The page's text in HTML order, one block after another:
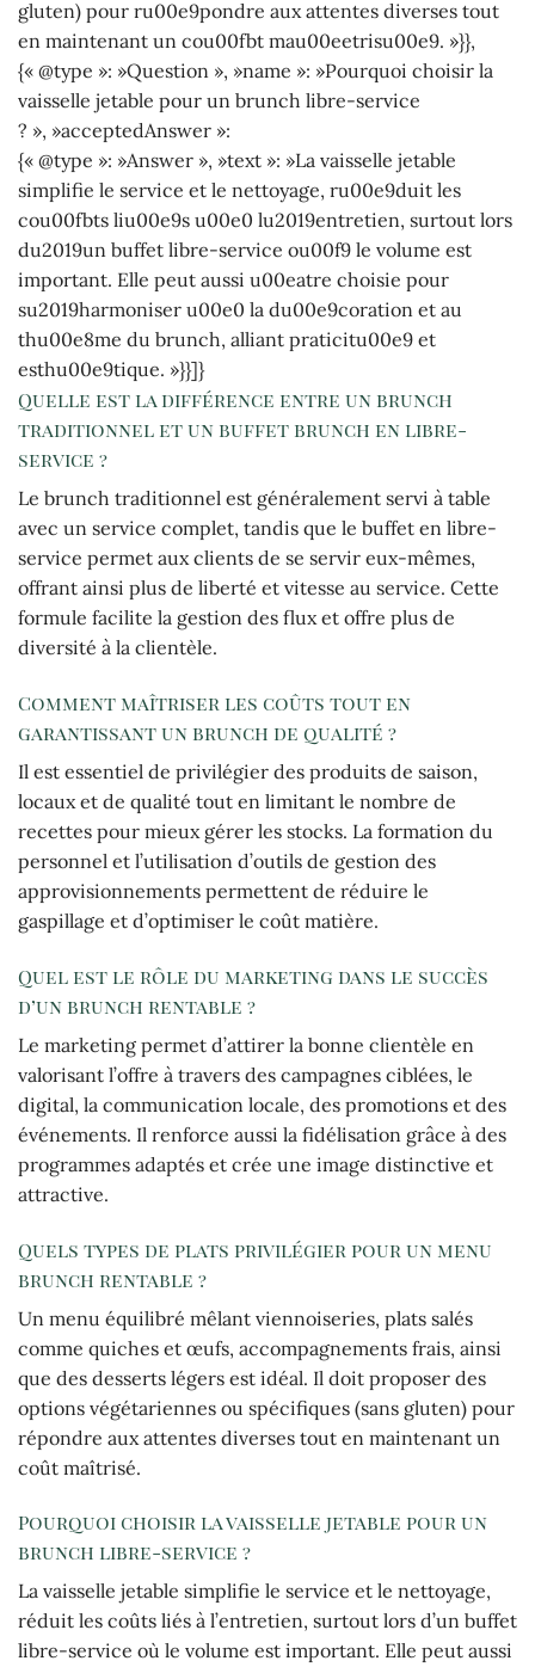
gluten) pour ru00e9pondre aux attentes diverses tout
en maintenant un cou00fbt mau00eetrisu00e9. »}},
{« @type »: »Question », »name »: »Pourquoi choisir la
vaisselle jetable pour un brunch libre-service
? », »acceptedAnswer »:
{« @type »: »Answer », »text »: »La vaisselle jetable
simplifie le service et le nettoyage, ru00e9duit les
cou00fbts liu00e9s u00e0 lu2019entretien, surtout lors
du2019un buffet libre-service ou00f9 le volume est
important. Elle peut aussi u00eatre choisie pour
su2019harmoniser u00e0 la du00e9coration et au
thu00e8me du brunch, alliant praticitu00e9 et
esthu00e9tique. »}}]}
Quelle est la différence entre un brunch
traditionnel et un buffet brunch en libre-
service ?
Le brunch traditionnel est généralement servi à table
avec un service complet, tandis que le buffet en libre-
service permet aux clients de se servir eux-mêmes,
offrant ainsi plus de liberté et vitesse au service. Cette
formule facilite la gestion des flux et offre plus de
diversité à la clientèle.
Comment maîtriser les coûts tout en
garantissant un brunch de qualité ?
Il est essentiel de privilégier des produits de saison,
locaux et de qualité tout en limitant le nombre de
recettes pour mieux gérer les stocks. La formation du
personnel et l’utilisation d’outils de gestion des
approvisionnements permettent de réduire le
gaspillage et d’optimiser le coût matière.
Quel est le rôle du marketing dans le succès
d’un brunch rentable ?
Le marketing permet d’attirer la bonne clientèle en
valorisant l’offre à travers des campagnes ciblées, le
digital, la communication locale, des promotions et des
événements. Il renforce aussi la fidélisation grâce à des
programmes adaptés et crée une image distinctive et
attractive.
Quels types de plats privilégier pour un menu
brunch rentable ?
Un menu équilibré mêlant viennoiseries, plats salés
comme quiches et œufs, accompagnements frais, ainsi
que des desserts légers est idéal. Il doit proposer des
options végétariennes ou spécifiques (sans gluten) pour
répondre aux attentes diverses tout en maintenant un
coût maîtrisé.
Pourquoi choisir la vaisselle jetable pour un
brunch libre-service ?
La vaisselle jetable simplifie le service et le nettoyage,
réduit les coûts liés à l’entretien, surtout lors d’un buffet
libre-service où le volume est important. Elle peut aussi